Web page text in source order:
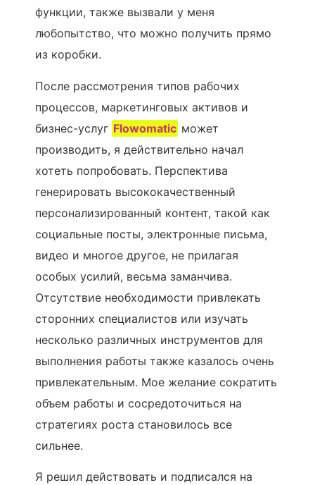
функции, также вызвали у меня
любопытство, что можно получить прямо
из коробки.
После рассмотрения типов рабочих
процессов, маркетинговых активов и
бизнес-услуг Flowomatic может
производить, я действительно начал
хотеть попробовать. Перспектива
генерировать высококачественный
персонализированный контент, такой как
социальные посты, электронные письма,
видео и многое другое, не прилагая
особых усилий, весьма заманчива.
Отсутствие необходимости привлекать
сторонних специалистов или изучать
несколько различных инструментов для
выполнения работы также казалось очень
привлекательным. Мое желание сократить
объем работы и сосредоточиться на
стратегиях роста становилось все
сильнее.
Я решил действовать и подписался на